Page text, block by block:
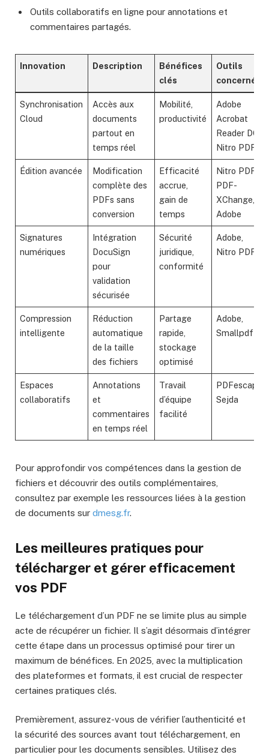
Outils collaboratifs en ligne pour annotations et
commentaires partagés.
Innovation Description
Bénéfices
clés
Outils
concernés
Synchronisation
Cloud
Accès aux
documents
partout en
temps réel
Mobilité,
productivité
Adobe
Acrobat
Reader DC,
Nitro PDF
Édition avancée
Modification
complète des
PDFs sans
conversion
Efficacité
accrue,
gain de
temps
Nitro PDF,
PDF-
XChange,
Adobe
Signatures
numériques
Intégration
DocuSign
pour
validation
sécurisée
Sécurité
juridique,
conformité
Adobe,
Nitro PDF
Compression
intelligente
Réduction
automatique
de la taille
des fichiers
Partage
rapide,
stockage
optimisé
Adobe,
Smallpdf
Espaces
collaboratifs
Annotations
et
commentaires
en temps réel
Travail
d’équipe
facilité
PDFescape,
Sejda
Pour approfondir vos compétences dans la gestion de
fichiers et découvrir des outils complémentaires,
consultez par exemple les ressources liées à la gestion
de documents sur dmesg.fr.
Les meilleures pratiques pour
télécharger et gérer efficacement
vos PDF
Le téléchargement d’un PDF ne se limite plus au simple
acte de récupérer un fichier. Il s’agit désormais d’intégrer
cette étape dans un processus optimisé pour tirer un
maximum de bénéfices. En 2025, avec la multiplication
des plateformes et formats, il est crucial de respecter
certaines pratiques clés.
Premièrement, assurez-vous de vérifier l’authenticité et
la sécurité des sources avant tout téléchargement, en
particulier pour les documents sensibles. Utilisez des